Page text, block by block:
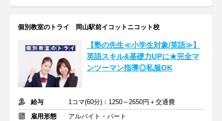
個別教室のトライ 岡山駅前イコットニコット校
【塾の先生≪小学生対象/英語≫】
英語スキル&基礎力UPに★完全マ
ンツーマン指導◎私服OK
給与
1コマ(60分)：1250～2650円＋交通費
雇用形態
アルバイト・パート